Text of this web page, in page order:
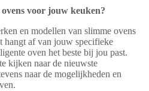
voor jouw keuken?
en modellen van slimme ovens
hangt af van jouw specifieke
oven het beste bij jou past.
kijken naar de nieuwste
naar de mogelijkheden en